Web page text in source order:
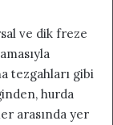
ve dik freze
tezgahları gibi
hurda
arasında yer